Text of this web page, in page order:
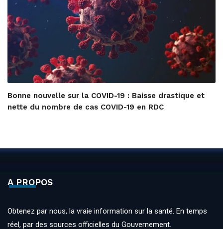
Bonne nouvelle sur la COVID-19 : Baisse drastique et
nette du nombre de cas COVID-19 en RDC
A PROPOS
Obtenez par nous, la vraie information sur la santé. En temps
réel, par des sources officielles du Gouvernement.